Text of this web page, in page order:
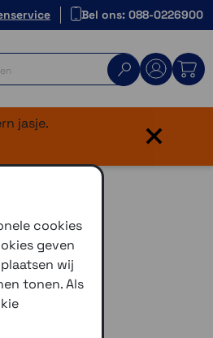
Bel ons: 088-0226900
jasje.
×
cookies
geven
wij
tonen. Als